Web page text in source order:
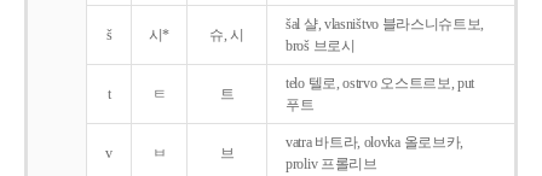
š 시* 슈, 시
šal 샬, vlasništvo 블라스니슈트보,
broš 브로시
t ㅌ 트
telo 텔로, ostrvo 오스트르보, put
푸트
v ㅂ 브
vatra 바트라, olovka 올로브카,
proliv 프롤리브